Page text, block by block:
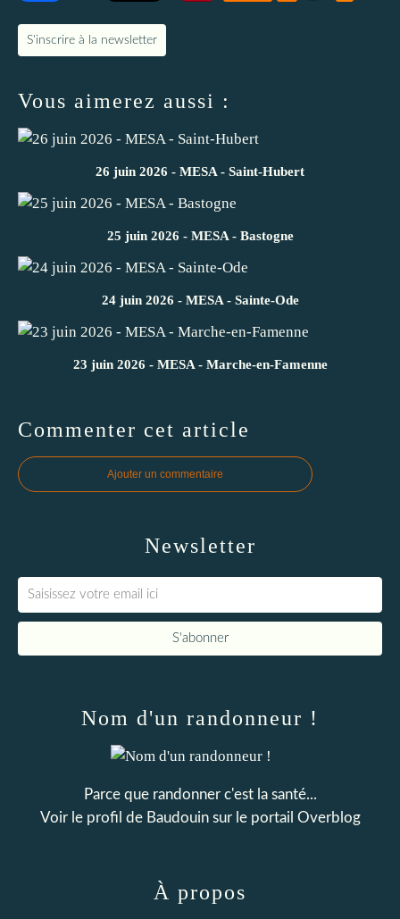
S'inscrire à la newsletter
Vous aimerez aussi :
26 juin 2026 - MESA - Saint-Hubert
25 juin 2026 - MESA - Bastogne
24 juin 2026 - MESA - Sainte-Ode
23 juin 2026 - MESA - Marche-en-Famenne
Commenter cet article
Ajouter un commentaire
Newsletter
Nom d'un randonneur !
Parce que randonner c'est la santé...
Voir le profil de Baudouinsur le portail Overblog
À propos